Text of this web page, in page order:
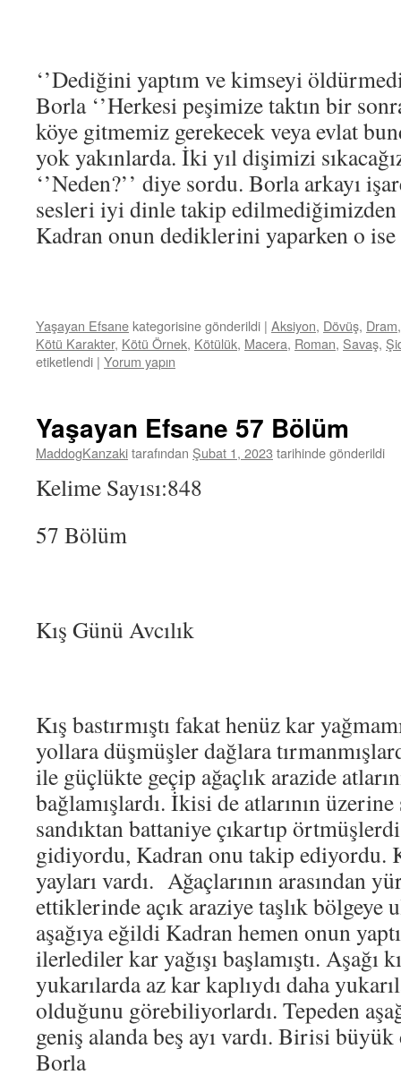
‘’Dediğini yaptım ve kimseyi
Borla ‘’Herkesi peşimize taktın bir
köye gitmemiz gerekecek veya evlat
yok yakınlarda. İki yıl dişimizi
‘’Neden?’’ diye sordu. Borla arkayı
sesleri iyi dinle takip edilmediğimizden
Kadran onun dediklerini yaparken o ise
Yaşayan Efsane kategorisine gönderildi | Aksiyon, Dövüş, Dram
Kötü Karakter, Kötü Örnek, Kötülük, Macera, Roman, Savaş,
etiketlendi | Yorum yapın
Yaşayan Efsane 57 Bölüm
MaddogKanzakitarafından Şubat 1, 2023 tarihinde gönderildi
Kelime Sayısı:848
57 Bölüm
Kış Günü Avcılık
Kış bastırmıştı fakat henüz kar
yollara düşmüşler dağlara
ile güçlükte geçip ağaçlık arazide
bağlamışlardı. İkisi de atlarının üzerine
sandıktan battaniye çıkartıp
gidiyordu, Kadran onu takip ediyordu.
yayları vardı. Ağaçlarının arasından
ettiklerinde açık araziye taşlık bölgeye
aşağıya eğildi Kadran hemen onun
ilerlediler kar yağışı başlamıştı. Aşağı
yukarılarda az kar kaplıydı daha
olduğunu görebiliyorlardı. Tepeden
geniş alanda beş ayı vardı. Birisi
Borla